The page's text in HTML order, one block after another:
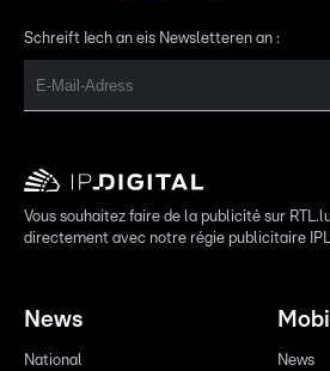
Schreift Iech an eis Newsletteren an :
Vous souhaitez faire de la publicité sur
directement avec notre régie publicitaire
News
National
News